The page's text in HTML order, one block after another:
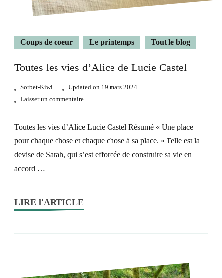
Coups de coeur Le printemps Tout le blog
Toutes les vies d’Alice de Lucie Castel
Sorbet-Kiwi Updated on 19 mars 2024
Laisser un commentairesur
d’Alice
de
Toutes les vies d’Alice Lucie Castel Résumé « Une place
pour chaque chose et chaque chose à sa place. » Telle est la
devise de Sarah, qui s’est efforcée de construire sa vie en
accord …
LIRE l'ARTICLE